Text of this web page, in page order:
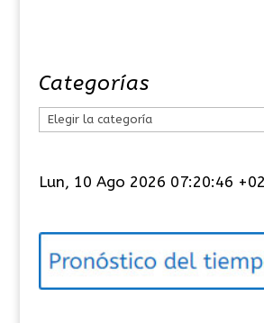
Categorías
e
o
í
Lun, 10 Ago 2026 07:20:46